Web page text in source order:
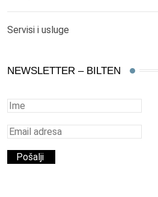
Servisi i usluge
NEWSLETTER – BILTEN